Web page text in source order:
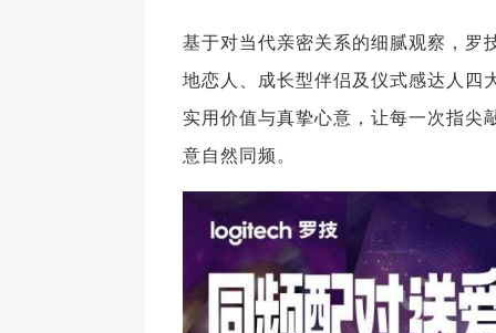
基于对当代亲密关系的细腻观察，罗
地恋人、成长型伴侣及仪式感达人四
实用价值与真挚心意，让每一次指尖
意自然同频。